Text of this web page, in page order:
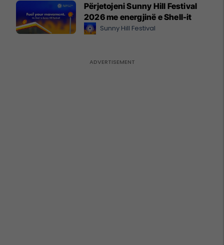
Përjetojeni Sunny Hill Festival
2026 me energjinë e Shell-it
Sunny Hill Festival